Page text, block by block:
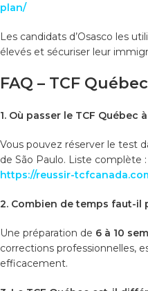
plan/
Les candidats d’Osasco les
élevés et sécuriser leur
FAQ – TCF
1. Où passer le TCF Québec
Vous pouvez réserver le test
de São Paulo. Liste complète :
https://reussir-
2. Combien de temps faut-il
Une préparation de 6 à 10
corrections professionnelles,
efficacement.